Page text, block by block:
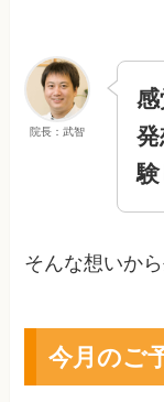
院長：武智
そんな想いか
今月のご